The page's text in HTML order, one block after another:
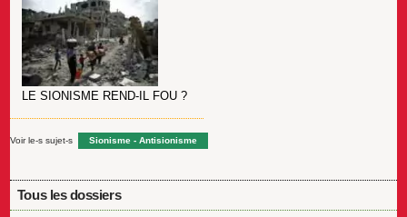
LE SIONISME REND-IL FOU ?
Voir le-s sujet-s Sionisme - Antisionisme
Tous les dossiers